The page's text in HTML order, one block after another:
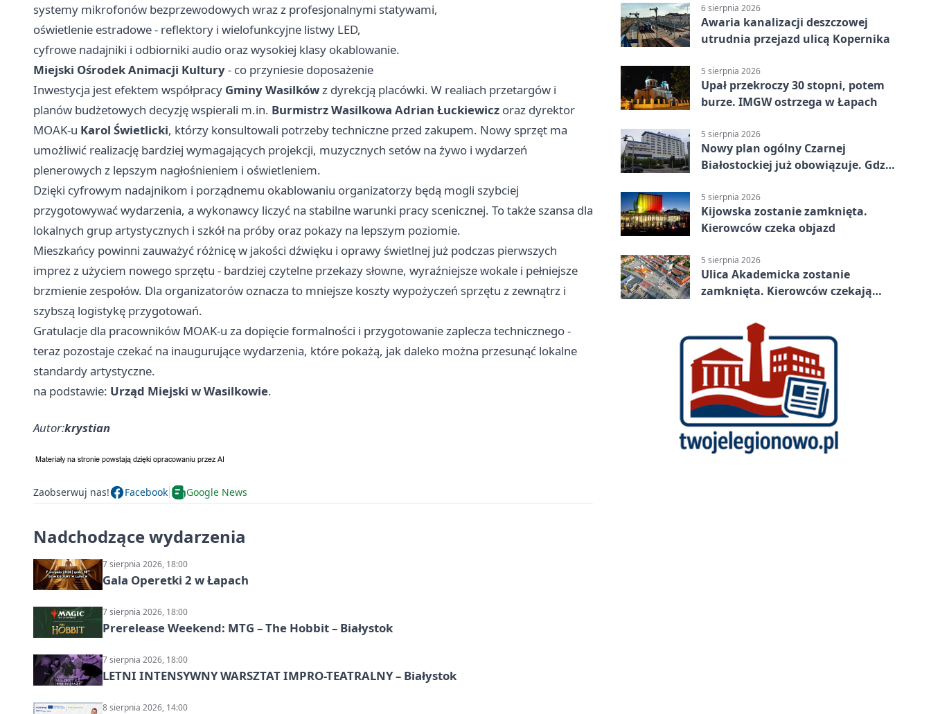
systemy mikrofonów bezprzewodowych wraz z profesjonalnymi statywami,
oświetlenie estradowe - reflektory i wielofunkcyjne listwy LED,
cyfrowe nadajniki i odbiorniki audio oraz wysokiej klasy okablowanie.
Miejski Ośrodek Animacji Kultury- co przyniesie doposażenie
Inwestycja jest efektem współpracy Gminy Wasilków z dyrekcją placówki. W realiach przetargów i
planów budżetowych decyzję wspierali m.in. Burmistrz Wasilkowa Adrian Łuckiewicz oraz dyrektor
MOAK-u Karol Świetlicki, którzy konsultowali potrzeby techniczne przed zakupem. Nowy sprzęt ma
umożliwić realizację bardziej wymagających projekcji, muzycznych setów na żywo i wydarzeń
plenerowych z lepszym nagłośnieniem i oświetleniem.
Dzięki cyfrowym nadajnikom i porządnemu okablowaniu organizatorzy będą mogli szybciej
przygotowywać wydarzenia, a wykonawcy liczyć na stabilne warunki pracy scenicznej. To także szansa dla
lokalnych grup artystycznych i szkół na próby oraz pokazy na lepszym poziomie.
Mieszkańcy powinni zauważyć różnicę w jakości dźwięku i oprawy świetlnej już podczas pierwszych
imprez z użyciem nowego sprzętu - bardziej czytelne przekazy słowne, wyraźniejsze wokale i pełniejsze
brzmienie zespołów. Dla organizatorów oznacza to mniejsze koszty wypożyczeń sprzętu z zewnątrz i
szybszą logistykę przygotowań.
Gratulacje dla pracowników MOAK-u za dopięcie formalności i przygotowanie zaplecza technicznego -
teraz pozostaje czekać na inaugurujące wydarzenia, które pokażą, jak daleko można przesunąć lokalne
standardy artystyczne.
na podstawie: Urząd Miejski w Wasilkowie.
Autor:krystian
Zaobserwuj nas! Facebook Google News
Nadchodzące wydarzenia
7 sierpnia 2026, 18:00
Gala Operetki 2 w Łapach
7 sierpnia 2026, 18:00
Prerelease Weekend: MTG – The Hobbit – Białystok
7 sierpnia 2026, 18:00
LETNI INTENSYWNY WARSZTAT IMPRO-TEATRALNY – Białystok
8 sierpnia 2026, 14:00
6 sierpnia 2026
Awaria kanalizacji deszczowej
utrudnia przejazd ulicą Kopernika
5 sierpnia 2026
Upał przekroczy 30 stopni, potem
burze. IMGW ostrzega w Łapach
5 sierpnia 2026
Nowy plan ogólny Czarnej
Białostockiej już obowiązuje. Gdzie
5 sierpnia 2026
Kijowska zostanie zamknięta.
Kierowców czeka objazd
5 sierpnia 2026
Ulica Akademicka zostanie
zamknięta. Kierowców czekają